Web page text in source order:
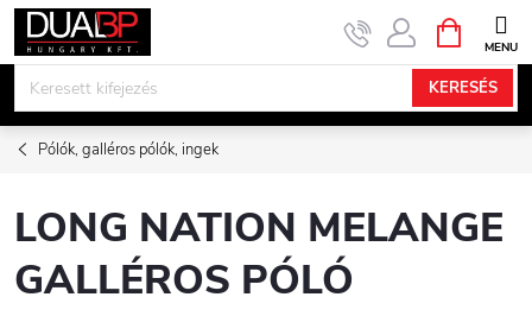
Ugrás
KERESÉS
KOSÁR
Pólók, galléros pólók, ingek
LONG NATION MELANGE
GALLÉROS PÓLÓ